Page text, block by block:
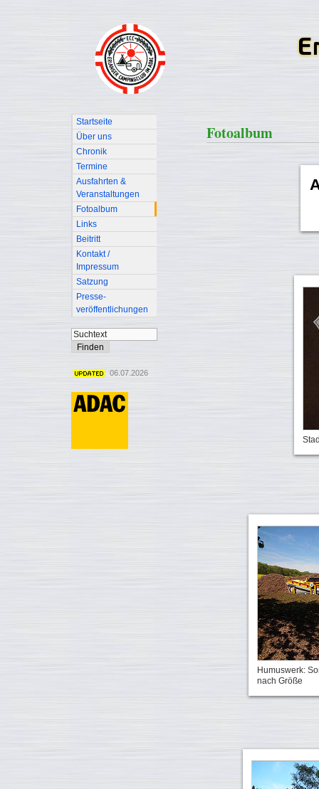
Fotoalbum
Humuswerk:
nach Größe
Startseite
Über uns
Chronik
Termine
Ausfahrten &
Veranstaltungen
Fotoalbum
Links
Beitritt
Kontakt /
Impressum
Satzung
Presse-
veröffentlichungen
06.07.2026